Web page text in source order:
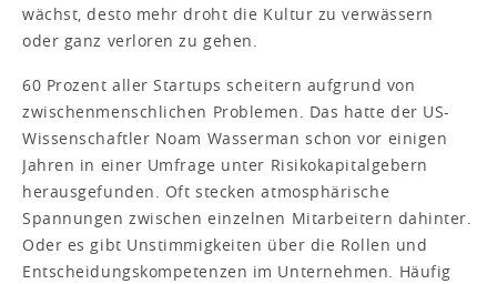
wächst, desto mehr droht die Kultur zu verwässern
oder ganz verloren zu gehen.
60 Prozent aller Startups scheitern aufgrund von
zwischenmenschlichen Problemen. Das hatte der US-
Wissenschaftler Noam Wasserman schon vor einigen
Jahren in einer Umfrage unter Risikokapitalgebern
herausgefunden. Oft stecken atmosphärische
Spannungen zwischen einzelnen Mitarbeitern dahinter.
Oder es gibt Unstimmigkeiten über die Rollen und
Entscheidungskompetenzen im Unternehmen. Häufig